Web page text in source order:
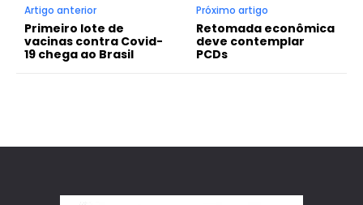
Artigo anterior
Primeiro lote de
vacinas contra Covid-
19 chega ao Brasil
Próximo artigo
Retomada econômica
deve contemplar
PCDs